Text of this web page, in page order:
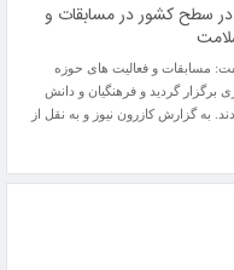
در سطح کشور در مسابقات و
مسابقات و فعالیت های حوزه
گردید و فرهنگیان و دانش
به گزارش کازرون نیوز و به نقل از